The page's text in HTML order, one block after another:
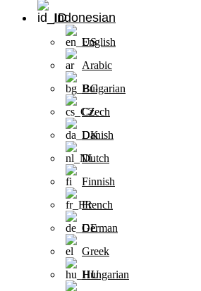
Indonesian
English
Arabic
Bulgarian
Czech
Danish
Dutch
Finnish
French
German
Greek
Hungarian